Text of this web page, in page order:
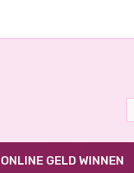
ONLINE GELD WINNEN